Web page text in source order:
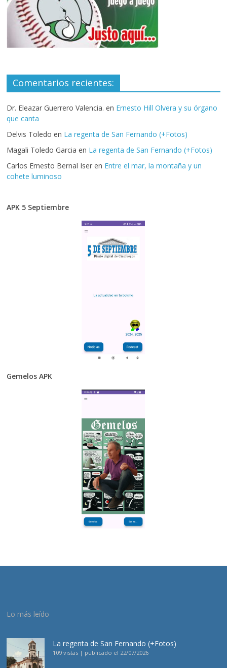
Comentarios recientes:
Dr. Eleazar Guerrero Valencia. en Ernesto Hill Olvera y su órgano
que canta
Delvis Toledo en La regenta de San Fernando (+Fotos)
Magali Toledo Garcia en La regenta de San Fernando (+Fotos)
Carlos Ernesto Bernal Iser en Entre el mar, la montaña y un
cohete luminoso
APK 5 Septiembre
Gemelos APK
Lo más leído
La regenta de San Fernando (+Fotos)
109 vistas | publicado el 22/07/2026